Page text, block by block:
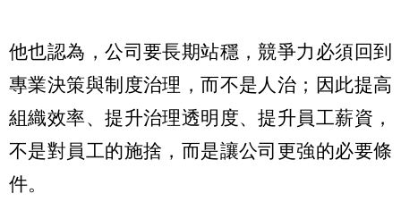
他也認為，公司要長期站穩，競爭力必須回到
專業決策與制度治理，而不是人治；因此提高
組織效率、提升治理透明度、提升員工薪資，
不是對員工的施捨，而是讓公司更強的必要條
件。